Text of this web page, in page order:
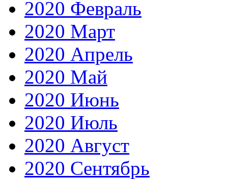
2020 Февраль
2020 Март
2020 Апрель
2020 Май
2020 Июнь
2020 Июль
2020 Август
2020 Сентябрь